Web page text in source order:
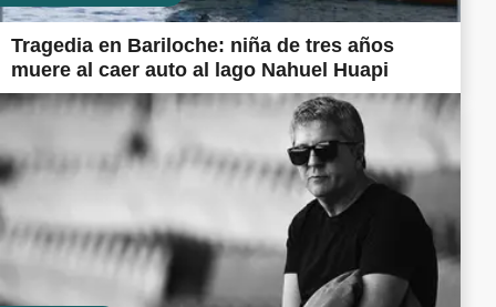
Tragedia en Bariloche: niña de tres años
muere al caer auto al lago Nahuel Huapi